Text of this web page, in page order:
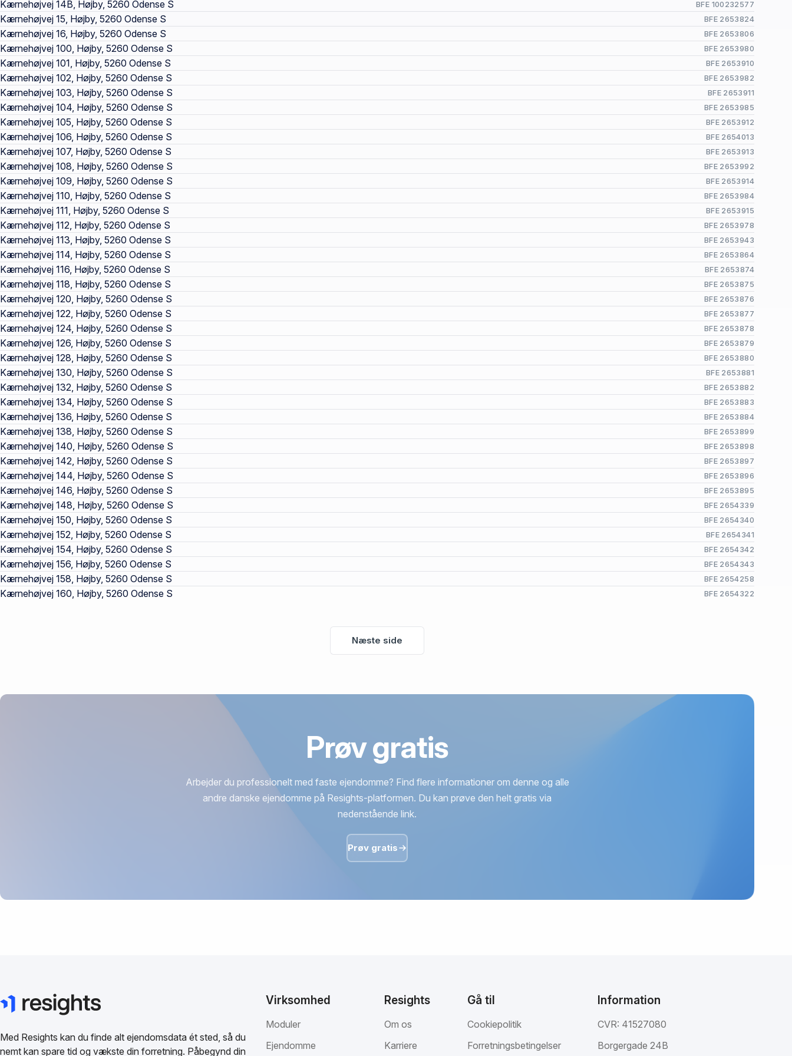
Kærnehøjvej 14B, Højby, 5260 Odense S BFE 100232577
Kærnehøjvej 15, Højby, 5260 Odense S BFE 2653824
Kærnehøjvej 16, Højby, 5260 Odense S BFE 2653806
Kærnehøjvej 100, Højby, 5260 Odense S BFE 2653980
Kærnehøjvej 101, Højby, 5260 Odense S BFE 2653910
Kærnehøjvej 102, Højby, 5260 Odense S BFE 2653982
Kærnehøjvej 103, Højby, 5260 Odense S BFE 2653911
Kærnehøjvej 104, Højby, 5260 Odense S BFE 2653985
Kærnehøjvej 105, Højby, 5260 Odense S BFE 2653912
Kærnehøjvej 106, Højby, 5260 Odense S BFE 2654013
Kærnehøjvej 107, Højby, 5260 Odense S BFE 2653913
Kærnehøjvej 108, Højby, 5260 Odense S BFE 2653992
Kærnehøjvej 109, Højby, 5260 Odense S BFE 2653914
Kærnehøjvej 110, Højby, 5260 Odense S BFE 2653984
Kærnehøjvej 111, Højby, 5260 Odense S BFE 2653915
Kærnehøjvej 112, Højby, 5260 Odense S BFE 2653978
Kærnehøjvej 113, Højby, 5260 Odense S BFE 2653943
Kærnehøjvej 114, Højby, 5260 Odense S BFE 2653864
Kærnehøjvej 116, Højby, 5260 Odense S BFE 2653874
Kærnehøjvej 118, Højby, 5260 Odense S BFE 2653875
Kærnehøjvej 120, Højby, 5260 Odense S BFE 2653876
Kærnehøjvej 122, Højby, 5260 Odense S BFE 2653877
Kærnehøjvej 124, Højby, 5260 Odense S BFE 2653878
Kærnehøjvej 126, Højby, 5260 Odense S BFE 2653879
Kærnehøjvej 128, Højby, 5260 Odense S BFE 2653880
Kærnehøjvej 130, Højby, 5260 Odense S BFE 2653881
Kærnehøjvej 132, Højby, 5260 Odense S BFE 2653882
Kærnehøjvej 134, Højby, 5260 Odense S BFE 2653883
Kærnehøjvej 136, Højby, 5260 Odense S BFE 2653884
Kærnehøjvej 138, Højby, 5260 Odense S BFE 2653899
Kærnehøjvej 140, Højby, 5260 Odense S BFE 2653898
Kærnehøjvej 142, Højby, 5260 Odense S BFE 2653897
Kærnehøjvej 144, Højby, 5260 Odense S BFE 2653896
Kærnehøjvej 146, Højby, 5260 Odense S BFE 2653895
Kærnehøjvej 148, Højby, 5260 Odense S BFE 2654339
Kærnehøjvej 150, Højby, 5260 Odense S BFE 2654340
Kærnehøjvej 152, Højby, 5260 Odense S BFE 2654341
Kærnehøjvej 154, Højby, 5260 Odense S BFE 2654342
Kærnehøjvej 156, Højby, 5260 Odense S BFE 2654343
Kærnehøjvej 158, Højby, 5260 Odense S BFE 2654258
Kærnehøjvej 160, Højby, 5260 Odense S BFE 2654322
Næste side
Prøv gratis
Arbejder du professionelt med faste ejendomme? Find flere informationer om denne og alle
andre danske ejendomme på Resights-platformen. Du kan prøve den helt gratis via
nedenstående link.
Prøv gratis
Med Resights kan du finde alt ejendomsdata ét sted, så du
nemt kan spare tid og vækste din forretning. Påbegynd din
Virksomhed
Moduler
Ejendomme
Resights
Om os
Karriere
Gå til
Cookiepolitik
Forretningsbetingelser
Information
CVR: 41527080
Borgergade 24B